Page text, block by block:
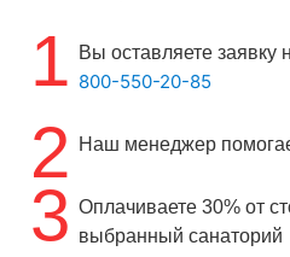
1 Вы оставляете заявку
800-550-20-85
2 Наш менеджер
3 Оплачиваете 30% от
выбранный санаторий